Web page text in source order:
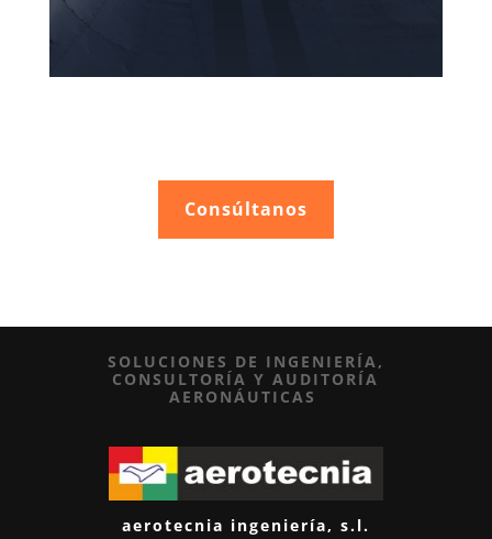
Consúltanos
SOLUCIONES DE INGENIERÍA,
CONSULTORÍA Y AUDITORÍA
AERONÁUTICAS
aerotecnia ingeniería, s.l.